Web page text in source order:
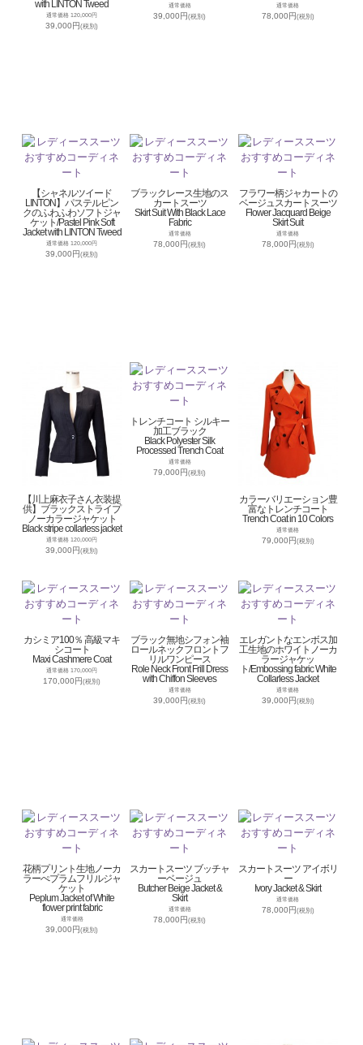
with LINTON Tweed
通常価格 120,000円
39,000円(税別)
通常価格
39,000円(税別)
通常価格
78,000円(税別)
【シャネルツイード
LINTON】パステルピン
クのふわふわソフトジャ
ケット/Pastel Pink Soft
Jacket with LINTON Tweed
通常価格 120,000円
39,000円(税別)
ブラックレース生地のス
カートスーツ
Skirt Suit With Black Lace
Fabric
通常価格
78,000円(税別)
フラワー柄ジャカートの
ベージュスカートスーツ
Flower Jacquard Beige
Skirt Suit
通常価格
78,000円(税別)
【川上麻衣子さん衣装提
供】ブラックストライプ
ノーカラージャケット
Black stripe collarless jacket
通常価格 120,000円
39,000円(税別)
トレンチコート シルキー
加工ブラック
Black Polyester Silk
Processed Trench Coat
通常価格
79,000円(税別)
カラーバリエーション豊
富なトレンチコート
Trench Coat in 10 Colors
通常価格
79,000円(税別)
カシミア100％ 高級マキ
シコート
Maxi Cashmere Coat
通常価格 170,000円
170,000円(税別)
ブラック無地シフォン袖
ロールネックフロントフ
リルワンピース
Role Neck Front Frill Dress
with Chiffon Sleeves
通常価格
39,000円(税別)
エレガントなエンボス加
工生地のホワイトノーカ
ラージャケッ
ト/Embossing fabric White
Collarless Jacket
通常価格
39,000円(税別)
花柄プリント生地ノーカ
ラーぺプラムフリルジャ
ケット
Peplum Jacket of White
flower print fabric
通常価格
39,000円(税別)
スカートスーツ ブッチャ
ーベージュ
Butcher Beige Jacket &
Skirt
通常価格
78,000円(税別)
スカートスーツ アイボリ
ー
Ivory Jacket & Skirt
通常価格
78,000円(税別)